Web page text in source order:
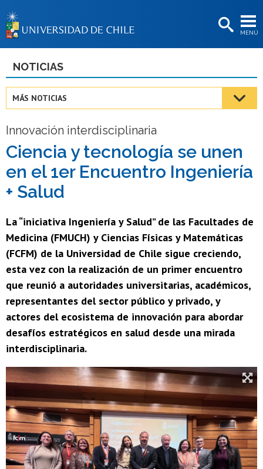
MENÚ
BIBLIOTECAS
Estudiantes
Académicas/os
Funcionarias/os
Egresadas/os
NOTICIAS
MÁS NOTICIAS
Innovación interdisciplinaria
Ciencia y tecnología se unen
en el 1er Encuentro Ingeniería
+ Salud
La “iniciativa Ingeniería y Salud” de las Facultades de
Medicina (FMUCH) y Ciencias Físicas y Matemáticas
(FCFM) de la Universidad de Chile sigue creciendo,
esta vez con la realización de un primer encuentro
que reunió a autoridades universitarias, académicos,
representantes del sector público y privado, y
actores del ecosistema de innovación para abordar
desafíos estratégicos en salud desde una mirada
interdisciplinaria.